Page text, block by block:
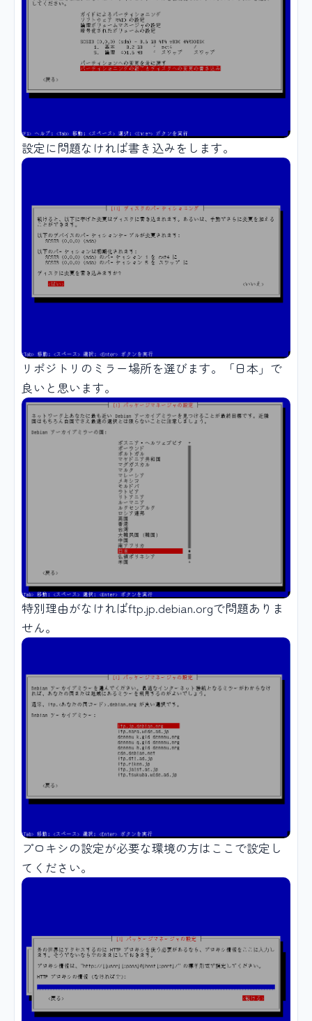
設定に問題なければ書き込みをします。
リポジトリのミラー場所を選びます。「日本」で
良いと思います。
特別理由がなければftp.jp.debian.orgで問題ありま
せん。
プロキシの設定が必要な環境の方はここで設定し
てください。